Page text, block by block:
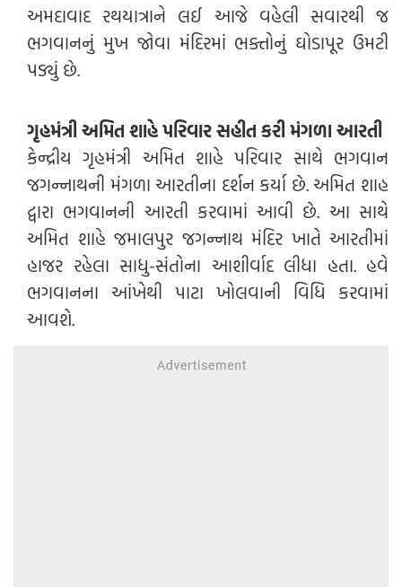
અમદાવાદ રથયાત્રાને લઈ આજે વહેલી સવારથી જ
ભગવાનનું મુખ જોવા મંદિરમાં ભક્તોનું ઘોડાપૂર ઉમટી
પડ્યું છે.
ગૃહમંત્રી અમિત શાહે પરિવાર સહીત કરી મંગળા આરતી
કેન્દ્રીય ગૃહમંત્રી અમિત શાહે પરિવાર સાથે ભગવાન
જગન્નાથની મંગળા આરતીના દર્શન કર્યા છે. અમિત શાહ
દ્વારા ભગવાનની આરતી કરવામાં આવી છે. આ સાથે
અમિત શાહે જમાલપુર જગન્નાથ મંદિર ખાતે આરતીમાં
હાજર રહેલા સાધુ-સંતોના આશીર્વાદ લીધા હતા. હવે
ભગવાનના આંખેથી પાટા ખોલવાની વિધિ કરવામાં
આવશે.